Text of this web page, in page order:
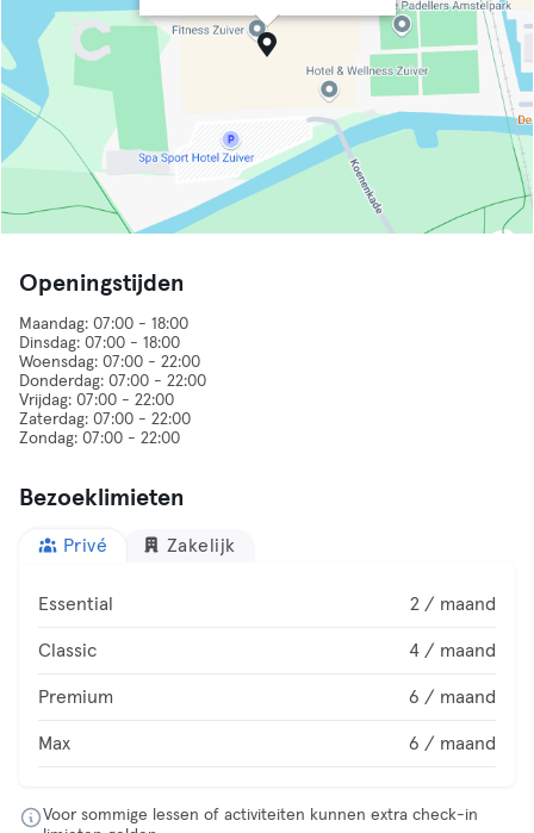
Openingstijden
Maandag: 07:00 - 18:00
Dinsdag: 07:00 - 18:00
Woensdag: 07:00 - 22:00
Donderdag: 07:00 - 22:00
Vrijdag: 07:00 - 22:00
Zaterdag: 07:00 - 22:00
Bezoeklimieten
Privé Zakelijk
Essential 2 / maand
Classic 4 / maand
Premium 6 / maand
Max 6 / maand
Voor sommige lessen of activiteiten kunnen extra check-in